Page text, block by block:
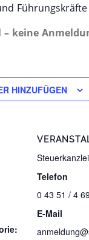
Führungskräfte
– keine
HINZUFÜGEN
Telefon
0 43 51 / 4
E-Mail